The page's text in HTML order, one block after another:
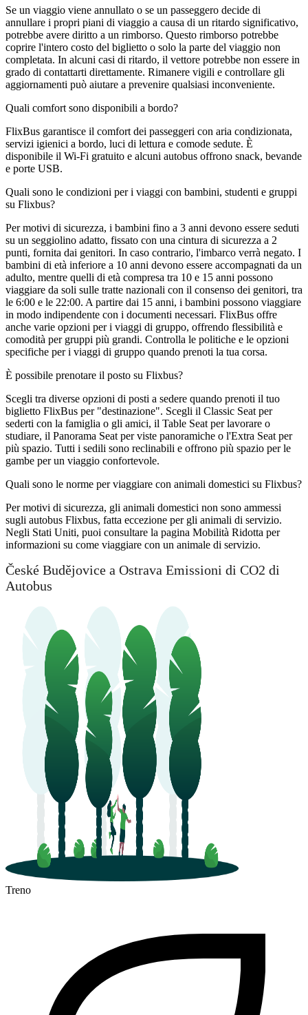
Se un viaggio viene annullato o se un passeggero decide di
annullare i propri piani di viaggio a causa di un ritardo significativo,
potrebbe avere diritto a un rimborso. Questo rimborso potrebbe
coprire l'intero costo del biglietto o solo la parte del viaggio non
completata. In alcuni casi di ritardo, il vettore potrebbe non essere in
grado di contattarti direttamente. Rimanere vigili e controllare gli
aggiornamenti può aiutare a prevenire qualsiasi inconveniente.
Quali comfort sono disponibili a bordo?
FlixBus garantisce il comfort dei passeggeri con aria condizionata,
servizi igienici a bordo, luci di lettura e comode sedute. È
disponibile il Wi-Fi gratuito e alcuni autobus offrono snack, bevande
e porte USB.
Quali sono le condizioni per i viaggi con bambini, studenti e gruppi
su Flixbus?
Per motivi di sicurezza, i bambini fino a 3 anni devono essere seduti
su un seggiolino adatto, fissato con una cintura di sicurezza a 2
punti, fornita dai genitori. In caso contrario, l'imbarco verrà negato. I
bambini di età inferiore a 10 anni devono essere accompagnati da un
adulto, mentre quelli di età compresa tra 10 e 15 anni possono
viaggiare da soli sulle tratte nazionali con il consenso dei genitori, tra
le 6:00 e le 22:00. A partire dai 15 anni, i bambini possono viaggiare
in modo indipendente con i documenti necessari. FlixBus offre
anche varie opzioni per i viaggi di gruppo, offrendo flessibilità e
comodità per gruppi più grandi. Controlla le politiche e le opzioni
specifiche per i viaggi di gruppo quando prenoti la tua corsa.
È possibile prenotare il posto su Flixbus?
Scegli tra diverse opzioni di posti a sedere quando prenoti il ​​tuo
biglietto FlixBus per "destinazione". Scegli il Classic Seat per
sederti con la famiglia o gli amici, il Table Seat per lavorare o
studiare, il Panorama Seat per viste panoramiche o l'Extra Seat per
più spazio. Tutti i sedili sono reclinabili e offrono più spazio per le
gambe per un viaggio confortevole.
Quali sono le norme per viaggiare con animali domestici su Flixbus?
Per motivi di sicurezza, gli animali domestici non sono ammessi
sugli autobus Flixbus, fatta eccezione per gli animali di servizio.
Negli Stati Uniti, puoi consultare la pagina Mobilità Ridotta per
informazioni su come viaggiare con un animale di servizio.
České Budějovice a Ostrava Emissioni di CO2 di
Autobus
Treno